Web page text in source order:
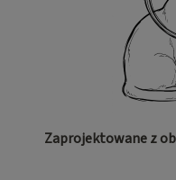
Zaprojektowane z